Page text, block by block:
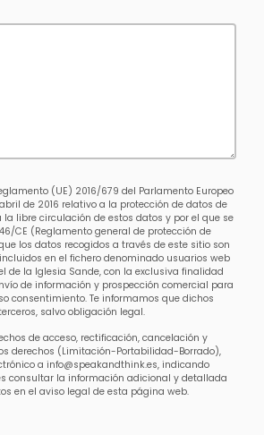
(UE) 2016/679 del Parlamento Europeo
de 2016 relativo a la protección de datos de
libre circulación de estos datos y por el que se
CE (Reglamento general de protección de
los datos recogidos a través de este sitio son
en el fichero denominado usuarios web
de la Iglesia Sande, con la exclusiva finalidad
de información y prospección comercial para
consentimiento. Te informamos que dichos
salvo obligación legal.
de acceso, rectificación, cancelación y
derechos (Limitación-Portabilidad-Borrado),
a info@speakandthink.es, indicando
consultar la información adicional y detallada
en el aviso legal de esta página web.